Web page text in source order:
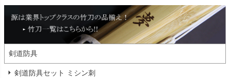
剣道防具
剣道防具セット ミシン刺